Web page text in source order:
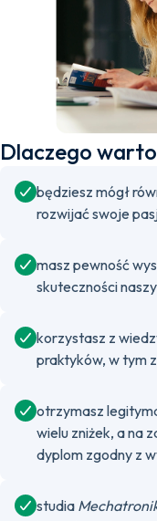
Dlaczego
będziesz mógł
rozwijać swoje
masz pewność
skuteczności
korzystasz z
praktyków, w tym
otrzymasz
wielu zniżek, a na
dyplom zgodny z
studia